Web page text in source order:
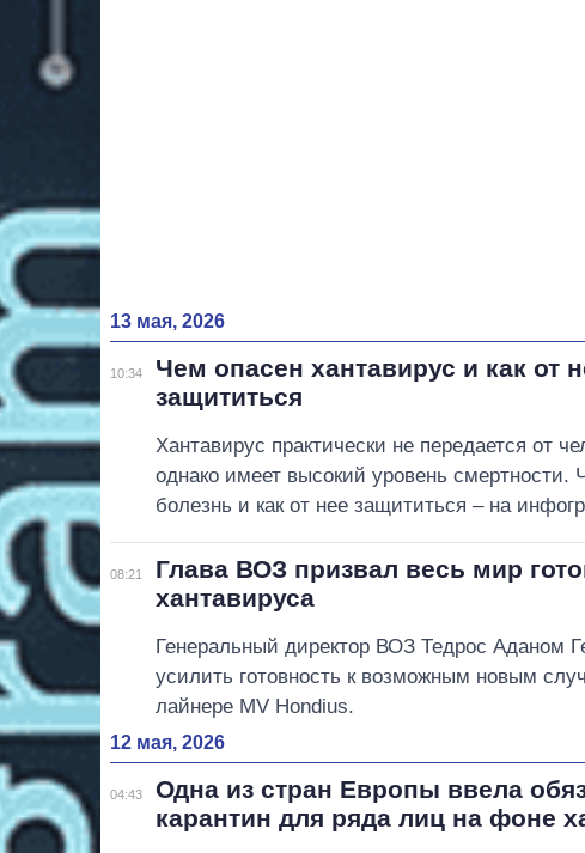
13 мая, 2026
10:34
Чем опасен хантавирус и как от
защититься
Хантавирус практически не передается от
однако имеет высокий уровень смертности.
болезнь и как от нее защититься – на
08:21
Глава ВОЗ призвал весь мир
хантавируса
Генеральный директор ВОЗ Тедрос Аданом
усилить готовность к возможным новым
лайнере MV Hondius.
12 мая, 2026
04:43
Одна из стран Европы ввела
карантин для ряда лиц на фоне